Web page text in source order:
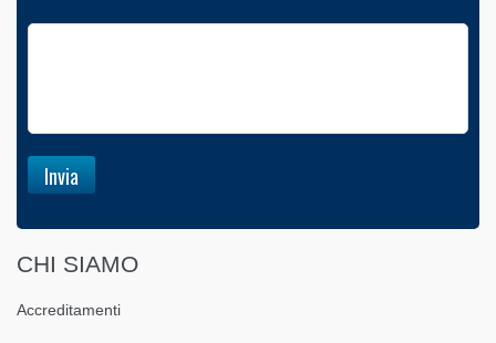
CHI SIAMO
Accreditamenti